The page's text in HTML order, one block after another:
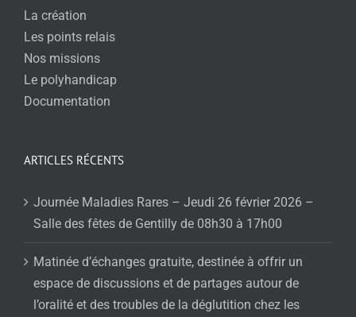
La création
Les points relais
Nos missions
Le polyhandicap
Documentation
ARTICLES RÉCENTS
Journée Maladies Rares – Jeudi 26 février 2026 –
Salle des fêtes de Gentilly de 08h30 à 17h00
Matinée d’échanges gratuite, destinée à offrir un
espace de discussions et de partages autour de
l’oralité et des troubles de la déglutition chez les